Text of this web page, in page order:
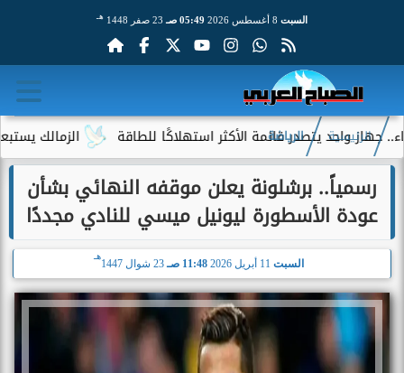
السبت 05:49 صـ 23 صفر 1448 هـ
الزمالك يستبعد 4 لاعبين شباب من حساباته في الموسم الجديد يتصدر قائمة الأكثر استهلاكًا للطاقة
الرئيسية الرياضة
رسمياً.. برشلونة يعلن موقفه النهائي بشأن
عودة الأسطورة ليونيل ميسي للنادي مجددًا
السبت 11:48 صـ 23 شوال 1447
هـ